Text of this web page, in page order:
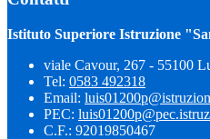
Istituto Superiore Istruzione
viale Cavour, 267 - 55100
Tel: 0583 492318
Email:
PEC:
C.F.: 92019850467